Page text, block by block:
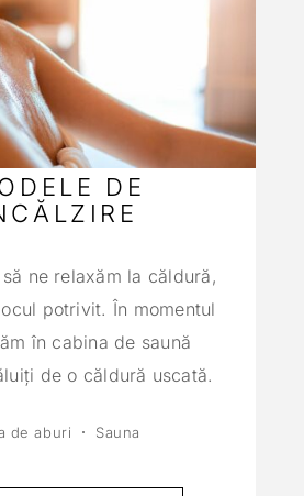
DE
ne relaxăm la căldură,
potrivit. În momentul
în cabina de saună
de o căldură uscată.
de aburi Sauna